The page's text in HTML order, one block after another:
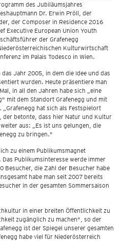
des Jubiläumsjahres
Dr. Erwin Pröll, der
der Composer in Residence 2016
Executive European Union Youth
der Grafenegg
Kulturwirtschaft
im Palais Todesco in Wien.
Jahr 2005, in dem die Idee und das
wurden. Heute präsentiere man
in all den Jahren habe sich „eine
mit dem Standort Grafenegg und mit
hat sich als Festspielort
betonte, dass hier Natur und Kultur
aus: „Es ist uns gelungen, die
zu bringen."
zu einem Publikumsmagnet
Publikumsinteresse werde immer
Besucher, die Zahl der Besucher habe
habe man seit 2007 bereits
in der gesamten Sommersaison
in einer breiten Öffentlichkeit zu
zugänglich zu machen", so der
ist der Spiegel unserer gesamten
habe viel für Niederösterreich